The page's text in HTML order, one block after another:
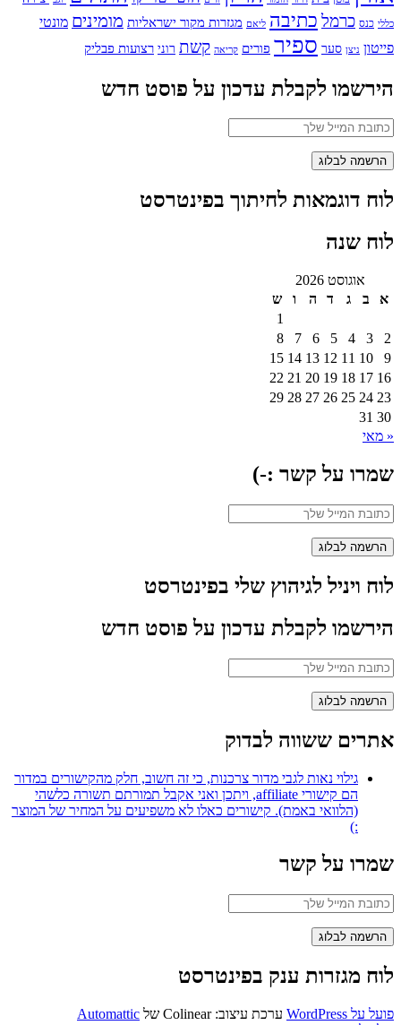
כללי כנס כרמל כתיבה ליאם מגזרות מקור ישראליות מומינים מונטי
פייטון ניצן סער ספיר פורים קריאה קשת רוני רצועות פבליק
הירשמו לקבלת עדכון על פוסט חדש
לוח דוגמאות לחיתוך בפינטרסט
לוח שנה
אוגוסט 2026
א
ב ג ד ה ו
ש
1
2
3
4
5
6
7
8
9
10
11
12
13
14
15
16
17
18
19
20
21
22
23
24
25
26
27
28
29
30
31
« מאי
שמרו על קשר :-)
לוח ויניל לגיהוץ שלי בפינטרסט
הירשמו לקבלת עדכון על פוסט חדש
אתרים ששווה לבדוק
גילוי נאות לגבי מדור צרכנות, כי זה חשוב, חלק מהקישורים במדור
הם קישורי affiliate, ויתכן ואני אקבל תמורתם תשורה כלשהי
(הלוואי באמת). קישורים כאלו לא משפיעים על המחיר של המוצר
:)
שמרו על קשר
לוח מגזרות ענק בפינטרסט
פועל על WordPress ערכת עיצוב: Colinear של
Automattic